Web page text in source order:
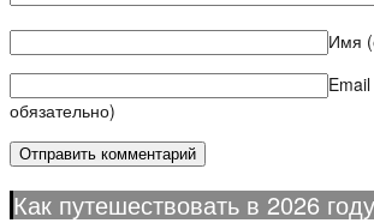
Имя
обязательно)
Как путешествовать в 2026 году